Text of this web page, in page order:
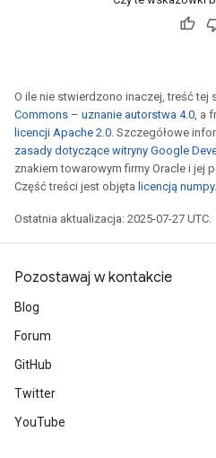
O ile nie stwierdzono inaczej, treść tej
Commons – uznanie autorstwa 4.0, a
licencji Apache 2.0. Szczegółowe
zasady dotyczące witryny Google
znakiem towarowym firmy Oracle i jej
Część treści jest objęta licencją numpy.
Ostatnia aktualizacja: 2025-07-27 UTC.
Pozostawaj w kontakcie
Blog
Forum
GitHub
Twitter
YouTube